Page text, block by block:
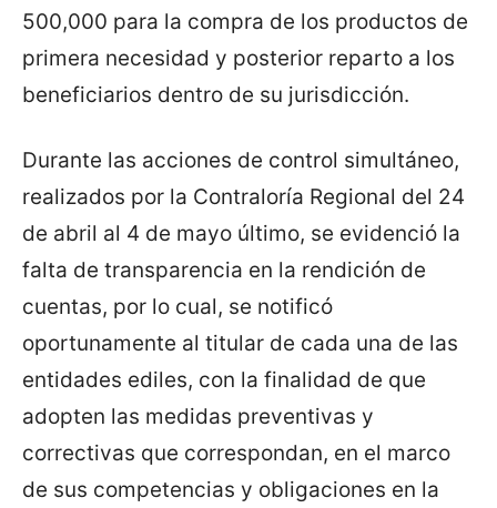
500,000 para la compra de los productos de
primera necesidad y posterior reparto a los
beneficiarios dentro de su jurisdicción.
Durante las acciones de control simultáneo,
realizados por la Contraloría Regional del 24
de abril al 4 de mayo último, se evidenció la
falta de transparencia en la rendición de
cuentas, por lo cual, se notificó
oportunamente al titular de cada una de las
entidades ediles, con la finalidad de que
adopten las medidas preventivas y
correctivas que correspondan, en el marco
de sus competencias y obligaciones en la